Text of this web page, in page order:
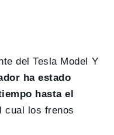
del Tesla Model Y
ha estado
hasta el
cual los frenos